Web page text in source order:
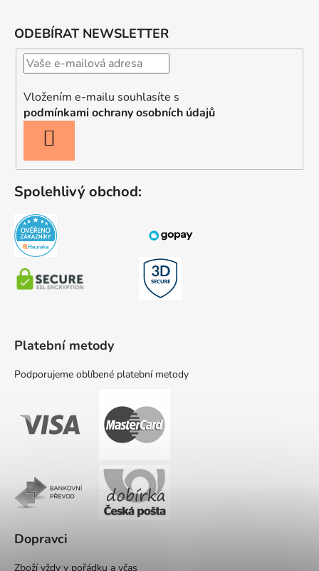
ODEBÍRAT NEWSLETTER
Vložením e-mailu souhlasíte s
podmínkami ochrany osobních údajů
SE
Spolehlivý obchod:
Platební metody
Podporujeme oblíbené platební metody
Dopravci
Zboží vždy v pořádku a včas